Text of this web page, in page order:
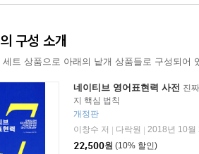
구성 소개
세트 상품으로 아래의 낱개 상품들로 구성되어
네이티브 영어표현력 사전 진
지 핵심 법칙
개정판
이창수 저
다락원
2018년 10월
22,500원 (10% 할인)